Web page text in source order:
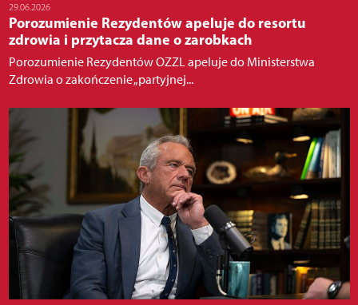
29.06.2026
Porozumienie Rezydentów apeluje do resortu
zdrowia i przytacza dane o zarobkach
Porozumienie Rezydentów OZZL apeluje do Ministerstwa
Zdrowia o zakończenie „partyjnej...